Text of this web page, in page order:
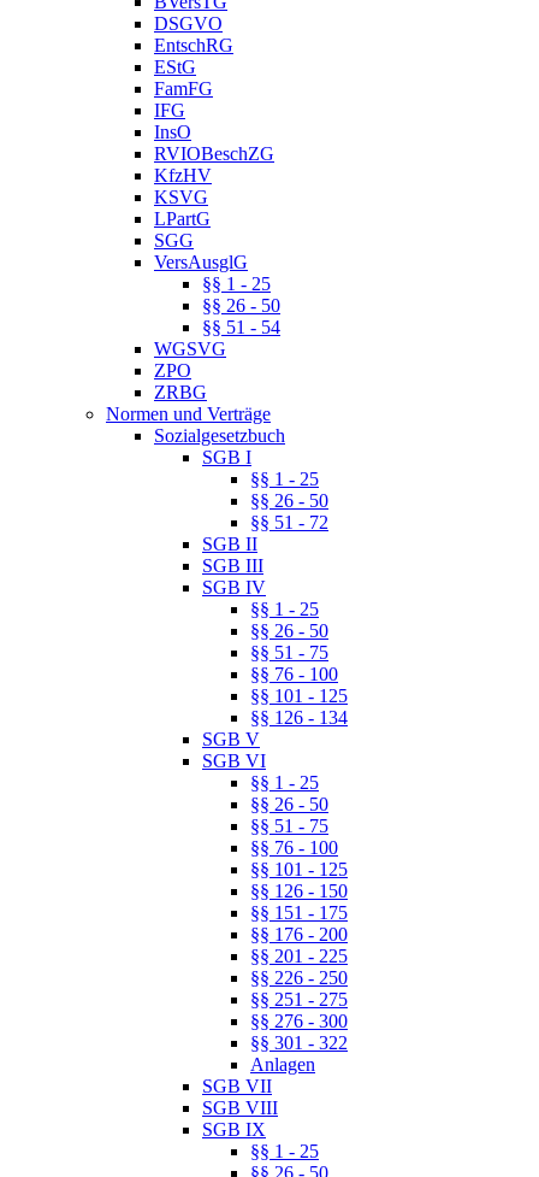
DSGVO
EntschRG
EStG
FamFG
IFG
InsO
RVIOBeschZG
KfzHV
KSVG
LPartG
SGG
VersAusglG
§§ 1 - 25
§§ 26 - 50
§§ 51 - 54
WGSVG
ZPO
ZRBG
Normen und Verträge
Sozialgesetzbuch
SGB I
§§ 1 - 25
§§ 26 - 50
§§ 51 - 72
SGB II
SGB III
SGB IV
§§ 1 - 25
§§ 26 - 50
§§ 51 - 75
§§ 76 - 100
§§ 101 - 125
§§ 126 - 134
SGB V
SGB VI
§§ 1 - 25
§§ 26 - 50
§§ 51 - 75
§§ 76 - 100
§§ 101 - 125
§§ 126 - 150
§§ 151 - 175
§§ 176 - 200
§§ 201 - 225
§§ 226 - 250
§§ 251 - 275
§§ 276 - 300
§§ 301 - 322
Anlagen
SGB VII
SGB VIII
SGB IX
§§ 1 - 25
§§ 26 - 50